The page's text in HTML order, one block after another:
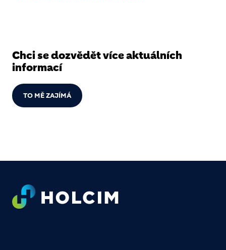
Chci se dozvědět více aktuálních
informací
TO MĚ ZAJÍMÁ
Footer